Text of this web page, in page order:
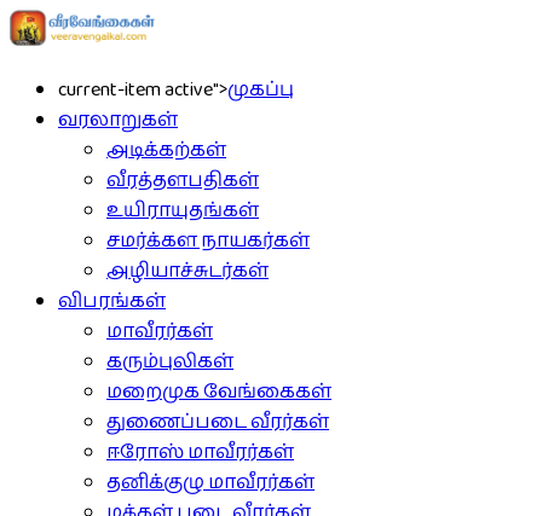
current-item active">முகப்பு
வரலாறுகள்
அடிக்கற்கள்
வீரத்தளபதிகள்
உயிராயுதங்கள்
சமர்க்கள நாயகர்கள்
அழியாச்சுடர்கள்
விபரங்கள்
மாவீரர்கள்
கரும்புலிகள்
மறைமுக வேங்கைகள்
துணைப்படை வீரர்கள்
ஈரோஸ் மாவீரர்கள்
தனிக்குழு மாவீரர்கள்